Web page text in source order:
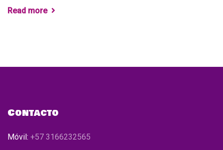
Read more
Contacto
Móvil: +57 3166232565